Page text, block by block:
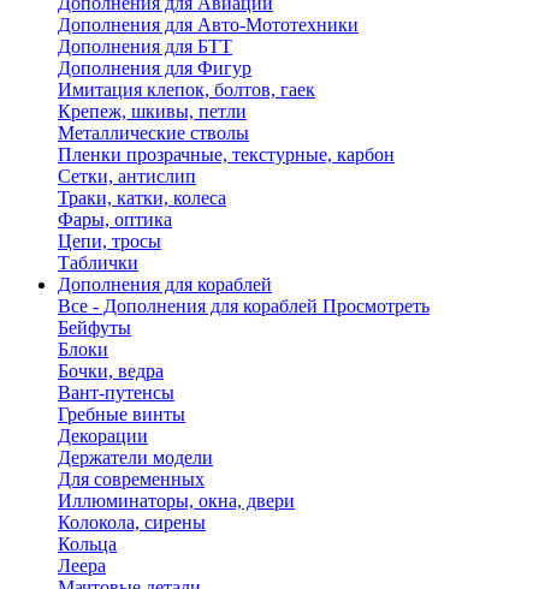
Дополнения для Авто-Мототехники
Дополнения для БТТ
Дополнения для Фигур
Имитация клепок, болтов, гаек
Крепеж, шкивы, петли
Металлические стволы
Пленки прозрачные, текстурные, карбон
Сетки, антислип
Траки, катки, колеса
Фары, оптика
Цепи, тросы
Таблички
Дополнения для кораблей
Все - Дополнения для кораблей Просмотреть
Бейфуты
Блоки
Бочки, ведра
Вант-путенсы
Гребные винты
Декорации
Держатели модели
Для современных
Иллюминаторы, окна, двери
Колокола, сирены
Кольца
Леера